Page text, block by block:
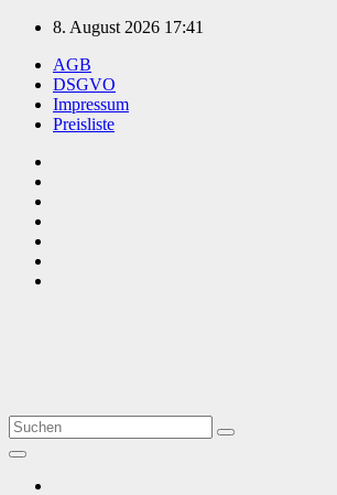
Zum
springen
8. August 2026 17:41
AGB
DSGVO
Impressum
Preisliste